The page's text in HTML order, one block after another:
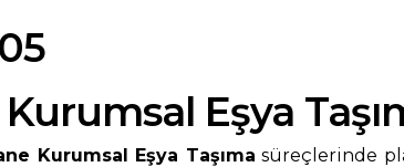
Eşya
Kurumsal Eşya Taşıma süreçlerinde